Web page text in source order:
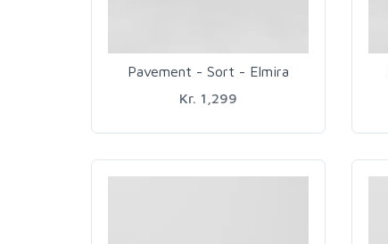
Pavement - Sort - Elmira
Kr. 1,299